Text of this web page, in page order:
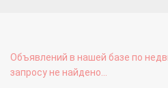
Объявлений в нашей базе по
запросу не найдено...